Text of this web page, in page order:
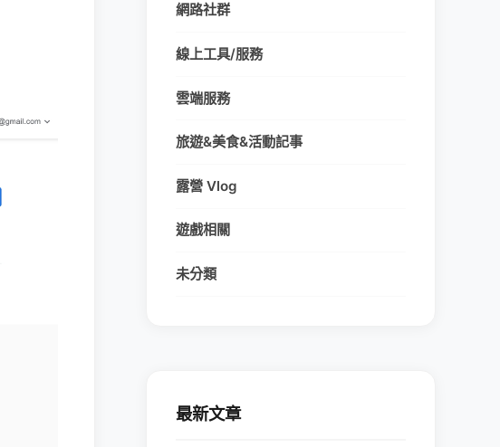
網路社群
線上工具/服務
雲端服務
旅遊&美食&活動記事
露營 Vlog
遊戲相關
未分類
最新文章